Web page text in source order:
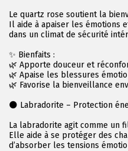
Le quartz rose soutient la
Il aide à apaiser les émotions
dans un climat de sécurité
✨ Bienfaits :
🌿 Apporte douceur et
🌿 Apaise les blessures
🌿 Favorise la bienveillance
🌑 Labradorite – Protection
La labradorite agit comme un
Elle aide à se protéger des
d’absorber les tensions